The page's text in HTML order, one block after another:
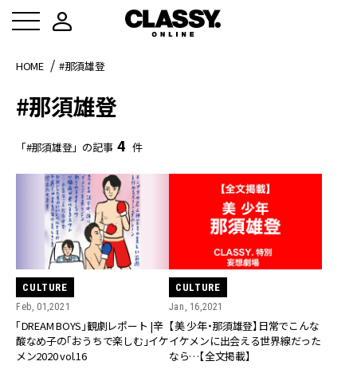
HOME #那須雄登
#那須雄登
「#那須雄登」の記事 4 件
CULTURE
Feb, 01,2021
「DREAM BOYS」観劇レポート |辛
酸なめ子の「おうちで楽しむ」イケ
メン2020 vol.16
CULTURE
Jan, 16,2021
【美 少年・那須雄登】日常でこんな
イケメンに出会える世界線だった
なら…【全文掲載】